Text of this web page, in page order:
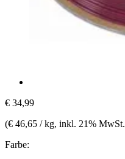
€ 34,99
(€ 46,65 / kg, inkl. 21% MwSt.
Farbe: